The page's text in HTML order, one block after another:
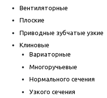
Вентиляторные
Плоские
Приводные зубчатые узкие
Клиновые
Вариаторные
Многоручьевые
Нормального сечения
Узкого сечения